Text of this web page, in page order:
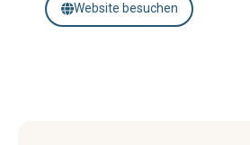
Website besuchen